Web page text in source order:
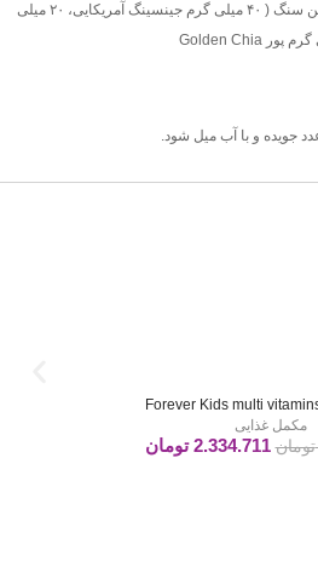
هر قرص حاوی ۶۰ میلی گرم پودر جین سنگ ( ۴۰ میلی گرم جینسینگ آمریکایی، ۲۰ میلی
مکمل غذایی
تومان 2.334.711 تومان